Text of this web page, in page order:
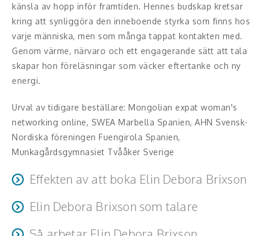
Something a Little Different
Underhållning
Affärsnytta
Kända personer
Företagsledare
känsla av hopp inför framtiden. Hennes budskap kretsar
kring att synliggöra den inneboende styrka som finns hos
varje människa, men som många tappat kontakten med.
Genom värme, närvaro och ett engagerande sätt att tala
skapar hon föreläsningar som väcker eftertanke och ny
energi.
Urval av tidigare beställare: Mongolian expat woman's
networking online, SWEA Marbella Spanien, AHN Svensk-
Nordiska föreningen Fuengirola Spanien,
Munkagårdsgymnasiet Tvååker Sverige
Effekten av att boka Elin Debora Brixson
Förmåga att skapa förändring i livet. De praktiska
Elin Debora Brixson som talare
Åhörarna fångas av Elins starka berättarförmåga och